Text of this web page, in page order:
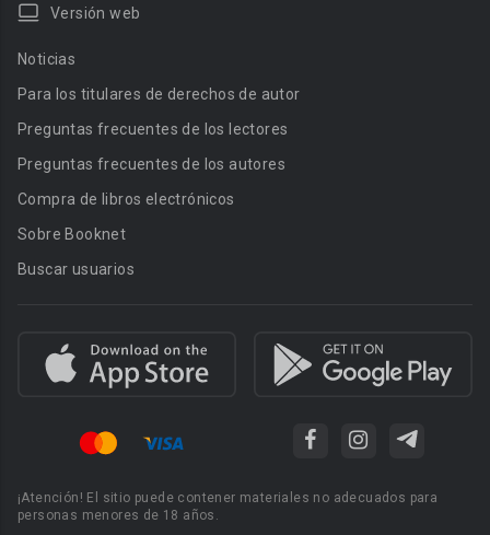
Versión web
Noticias
Para los titulares de derechos de autor
Preguntas frecuentes de los lectores
Preguntas frecuentes de los autores
Compra de libros electrónicos
Sobre Booknet
Buscar usuarios
¡Atención! El sitio puede contener materiales no adecuados para
personas menores de 18 años.